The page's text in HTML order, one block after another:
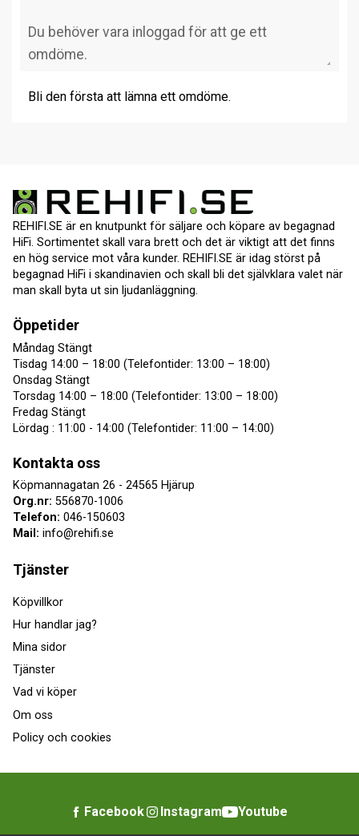
Bli den första att lämna ett omdöme.
REHIFI.SE är en knutpunkt för säljare och köpare av begagnad
HiFi. Sortimentet skall vara brett och det är viktigt att det finns
en hög service mot våra kunder. REHIFI.SE är idag störst på
begagnad HiFi i skandinavien och skall bli det självklara valet när
man skall byta ut sin ljudanläggning.
Öppetider
Måndag Stängt
Tisdag 14:00 – 18:00 (Telefontider: 13:00 – 18:00)
Onsdag Stängt
Torsdag 14:00 – 18:00 (Telefontider: 13:00 – 18:00)
Fredag Stängt
Lördag : 11:00 - 14:00 (Telefontider: 11:00 – 14:00)
Kontakta oss
Köpmannagatan 26 - 24565 Hjärup
Org.nr: 556870-1006
Telefon: 046-150603
Mail: info@rehifi.se
Tjänster
Köpvillkor
Hur handlar jag?
Mina sidor
Tjänster
Vad vi köper
Om oss
Policy och cookies
Facebook Instagram Youtube